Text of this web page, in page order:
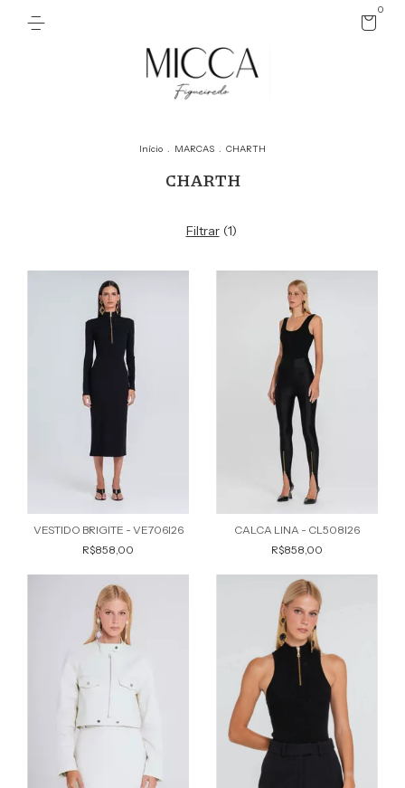
0
Início . MARCAS . CHARTH
CHARTH
Filtrar (1)
VESTIDO BRIGITE - VE706I26
R$858,00
CALCA LINA - CL508I26
R$858,00